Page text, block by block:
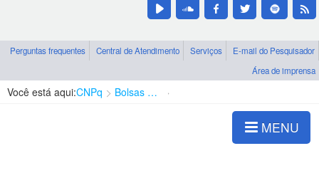
Perguntas frequentes Central de Atendimento Serviços
E-mail do Pesquisador
Área de imprensa
Você está aqui:CNPq Bolsas e Auxílios Vigentes
MENU